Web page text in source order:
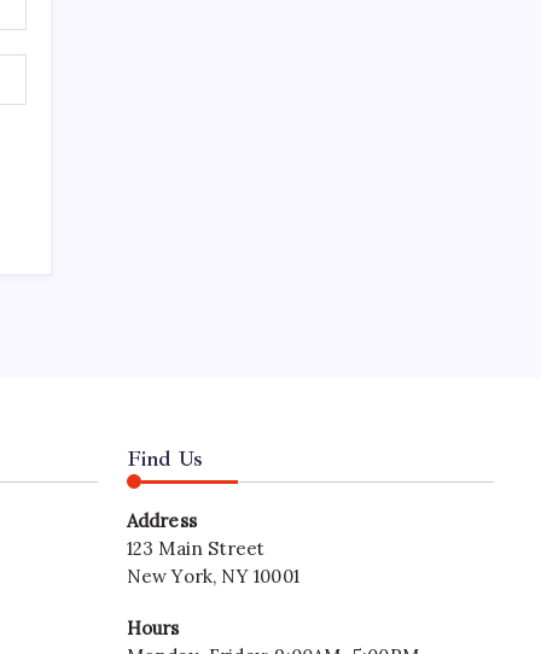
Find Us
Address
123 Main Street
New York, NY 10001
Hours